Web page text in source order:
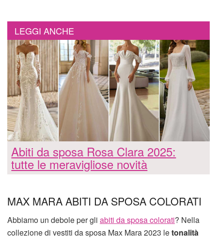
LEGGI ANCHE
Abiti da sposa Rosa Clara 2025:
tutte le meravigliose novità
MAX MARA ABITI DA SPOSA COLORATI
Abbiamo un debole per gli abiti da sposa colorati? Nella
collezione di vestiti da sposa Max Mara 2023 letonalità